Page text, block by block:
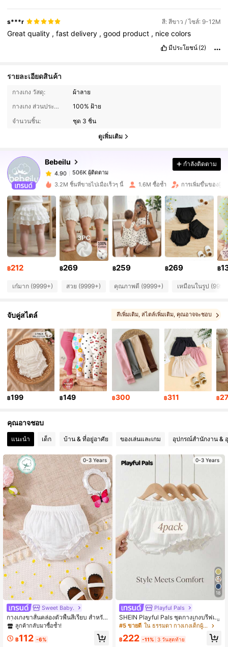
s***r สี: สีขาว / ไซส์: 9-12M
Greatquality ,fastdelivery ,good product , nicecolors
มีประโยชน์ (2)
รายละเอียดสินค้า
กางเกง วัสดุ:
ผ้าลาย
กางเกง ส่วนประกอบ:
100% ฝ้าย
จำนวนชิ้น:
ชุด 3 ชิ้น
ดูเพิ่มเติม
Bebeilu
506K ผู้ติดตาม
4.90
506K ผู้ติดตาม
b***8
จ่าย1 วันที่ผ่านมา
4.90 506K ผู้ติดตาม
4.90 506K ผู้ติดตาม
4.90 506K ผู้ติดตาม
506K ผู้ติดตาม
4.90 506K ผู้ติดตาม
4.90 506K ผู้ติดตาม
กำลังติดตาม
3.2M ชิ้นที่ขายไปเมื่อเร็วๆ นี้ 1.6M ซื้อซ้ำ การเพิ่มขึ้นของผู้ติ
฿212 ฿269 ฿259 ฿269 ฿
เก๋มาก (9999+) สวย (9999+) คุณภาพดี (9999+) เหมือนในรูป
จับคู่สไตล์ สีเพิ่มเติม, สไตล์เพิ่มเติม, คุณอาจจะชอบ
฿199 ฿149 ฿300 ฿311 ฿
คุณอาจชอบ
แนะนำ เด็ก บ้าน & ที่อยู่อาศัย ของเล่นและเกม อุปกรณ์สำนักงาน &
0-3 Years
Sweet Baby.
กางเกงขาสั้นคล่องตัวพื้นสีเรียบ สำหรับ
เด็กทารกหญิง สวมใส่ประจำวัน
ลูกค้ากลับมาซื้อซ้ำ!
฿112 -6%
0-3 Years
18
Playful Pals
SHEIN Playful Pals ชุดกางเกงบรีฟเด็
กผู้หญิง 4 ชิ้น สีขาว ฤดูร้อน พื้นฐาน สีพื้
น แต่งระบาย เอวยืด นุ่ม บาง ลำลอง วั
นหยุด กางเกงขาสั้น กางเกงชั้นใน
#5 ขายดี ใน ธรรมดา กางเกงเด็กผู้หญิง
฿222 -11% 3 วันสุดท้าย